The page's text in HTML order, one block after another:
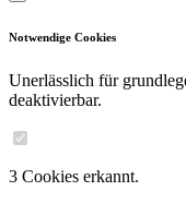
Notwendige Cookies
Unerlässlich für
deaktivierbar.
3 Cookies erkannt.